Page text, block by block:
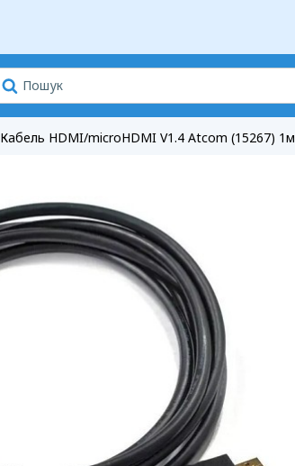
Кабель HDMI/microHDMI V1.4 Atcom (15267) 1м